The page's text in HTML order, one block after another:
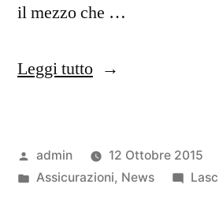
il mezzo che …
Leggi tutto“Risparmia
RC
auto”
Pubblicato
da
admin
12 Ottobre 2015
Pubblicato
Assicurazioni, News